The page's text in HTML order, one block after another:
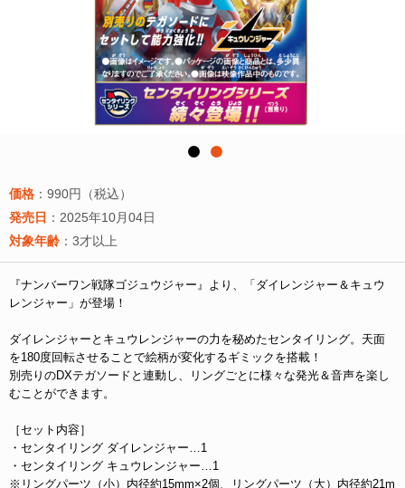
価格 ：990円（税込）
発売日 ：2025年10月04日
対象年齢 ：3才以上
『ナンバーワン戦隊ゴジュウジャー』より、「ダイレンジャー＆キュウ
レンジャー」が登場！
ダイレンジャーとキュウレンジャーの力を秘めたセンタイリング。天面
を180度回転させることで絵柄が変化するギミックを搭載！
別売りのDXテガソードと連動し、リングごとに様々な発光＆音声を楽し
むことができます。
［セット内容］
・センタイリング ダイレンジャー…1
・センタイリング キュウレンジャー…1
※リングパーツ（小）内径約15mm×2個、リングパーツ（大）内径約21m